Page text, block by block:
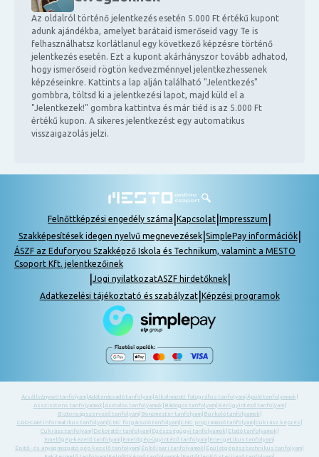
Az oldalról történő jelentkezés esetén 5.000 Ft értékű kupont
adunk ajándékba, amelyet barátaid ismerőseid vagy Te is
felhasználhatsz korlátlanul egy következő képzésre történő
jelentkezés esetén. Ezt a kupont akárhányszor tovább adhatod,
hogy ismerőseid rögtön kedvezménnyel jelentkezhessenek
képzéseinkre. Kattints a lap alján található "Jelentkezés"
gombbra, töltsd ki a jelentkezési lapot, majd küld el a
"Jelentkezek!" gombra kattintva és már tiéd is az 5.000 Ft
értékű kupon. A sikeres jelentkezést egy automatikus
visszaigazolás jelzi.
Felnőttképzési engedély száma Kapcsolat Impresszum
Szakképesítések idegen nyelvű megnevezések| SimplePay információk|
ÁSZF az Eduforyou Szakképző Iskola és Technikum, valamint a MESTO
Csoport Kft. jelentkezőinek
Jogi nyilatkozatASZF hirdetőknek|
Adatkezelési tájékoztató és szabályzat| Képzési programok
Ácsállványozó tanfolyam| Adótanácsadó tanfolyam| Alkalmazott fotográfus tanfolyam| Ápoló tanfolyamok
Asszisztens tanfolyamok Asztalos tanfolyamok Bádogos tanfolyam| Bérügyintéző tanfolyam|
Biztonságszervező tanfolyam| Boncmester tanfolyam| Burkoló tanfolyamok
CAD-CAM informatikus tanfolyam| CNC forgácsoló tanfolyam| CNC programozó tanfolyam| Cukrász képzés
Cukrász tanfolyam| Dekoratőr tanfolyam| Egészségügyi tanfolyamok Eladó tanfolyamok
Emelőgép-kezelő tanfolyam Emelőgép-ügyintéző tanfolyam Energetikus tanfolyam
Építő- és anyagmozgató gép kezelő tanfolyam Építőipari tanfolyamok Épületgépész technikus tanfolyam